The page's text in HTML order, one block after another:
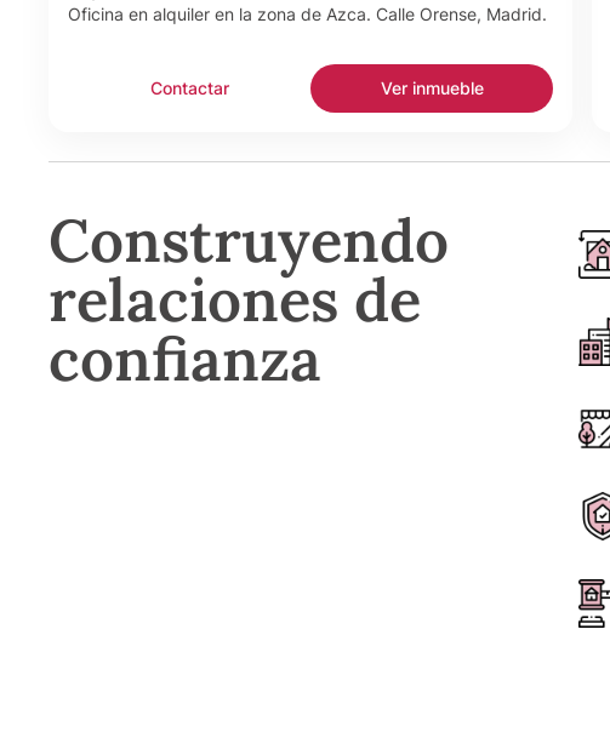
Oficina en alquiler en la zona de Azca. Calle Orense, Madrid.
Contactar Ver inmueble
Construyendo
relaciones de
confianza